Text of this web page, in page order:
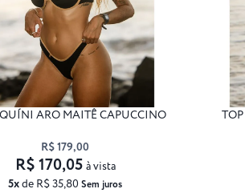
ARO MAITÊ CAPUCCINO
R$ 179,00
5xde R$ 35,80 Sem juros
R$ 170,05 à vista